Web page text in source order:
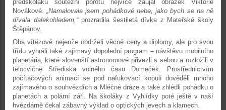
předškoláků soutěžní porotu nejvíce zaujal obrázek Viktorie
Novákové.„Namalovala jsem pohádkové nebe, jako bych se na ně
dívala dalekohledem,“prozradila šestiletá dívka z Mateřské školy
Štěpánov.
Oba vítězové nejenže obdrželi věcné ceny a diplomy, ale pro svou
třídu vyhráli také zajímavý dopolední program – návštěvu mobilního
planetária, které slovenští astronomové přivezli s sebou a rozložili v
tělocvičně Střediska volného času Domeček. Prostřednictvím
počítačových animací se pod nafukovací kopulí dověděli mnoho
zajímavého o souhvězdích a Mléčné dráze a také zhlédli pohádku o
planetách a polární záři. Na školáky z Vyhlídky poté ještě v naší
hvězdárně čekal zábavný výklad o optických jevech a klamech.